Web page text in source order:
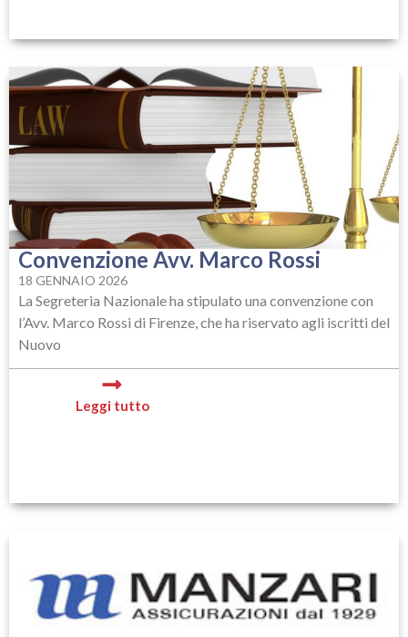
Convenzione Avv. Marco Rossi
18 GENNAIO 2026
La Segreteria Nazionale ha stipulato una convenzione con
l’Avv. Marco Rossi di Firenze, che ha riservato agli iscritti del
Nuovo
Leggi tutto